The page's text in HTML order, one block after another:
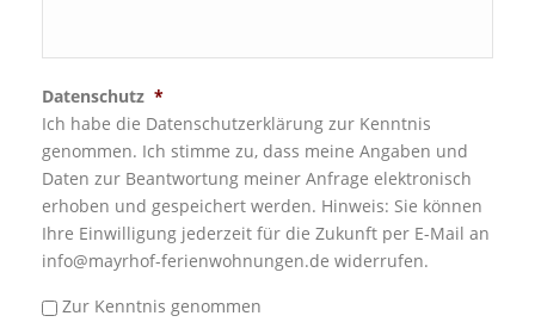
Datenschutz *
Ich habe die Datenschutzerklärung zur Kenntnis
genommen. Ich stimme zu, dass meine Angaben und
Daten zur Beantwortung meiner Anfrage elektronisch
erhoben und gespeichert werden. Hinweis: Sie können
Ihre Einwilligung jederzeit für die Zukunft per E-Mail an
info@mayrhof-ferienwohnungen.de widerrufen.
Zur Kenntnis genommen